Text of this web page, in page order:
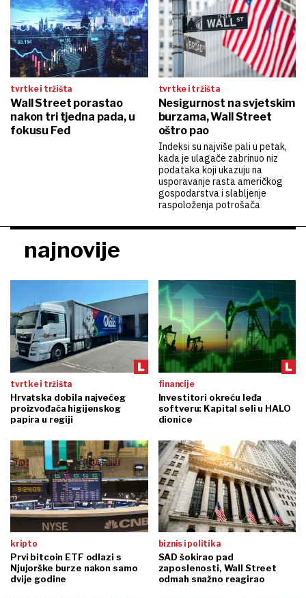
tvrtke i tržišta
Wall Street porastao
nakon tri tjedna pada, u
fokusu Fed
tvrtke i tržišta
Nesigurnost na svjetskim
burzama, Wall Street
oštro pao
Indeksi su najviše pali u petak,
kada je ulagače zabrinuo niz
podataka koji ukazuju na
usporavanje rasta američkog
gospodarstva i slabljenje
raspoloženja potrošača
najnovije
tvrtke i tržišta
Hrvatska dobila najvećeg
proizvođača higijenskog
papira u regiji
financije
Investitori okreću leđa
softveru: Kapital seli u HALO
dionice
kripto
Prvi bitcoin ETF odlazi s
Njujorške burze nakon samo
dvije godine
biznis i politika
SAD šokirao pad
zaposlenosti, Wall Street
odmah snažno reagirao